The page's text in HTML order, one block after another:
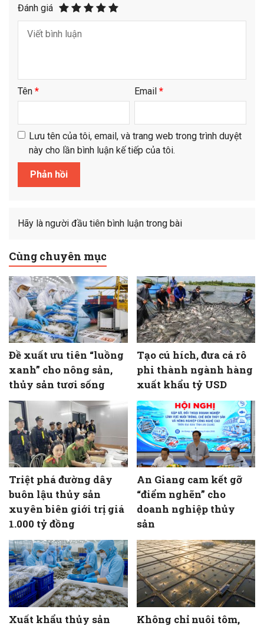
Đánh giá
Tên * Email *
Lưu tên của tôi, email, và trang web trong trình duyệt
này cho lần bình luận kế tiếp của tôi.
Hãy là người đầu tiên bình luận trong bài
Cùng chuyên mục
Đề xuất ưu tiên “luồng
xanh” cho nông sản,
thủy sản tươi sống
Tạo cú hích, đưa cá rô
phi thành ngành hàng
xuất khẩu tỷ USD
Triệt phá đường dây
buôn lậu thủy sản
xuyên biên giới trị giá
1.000 tỷ đồng
An Giang cam kết gỡ
“điểm nghẽn” cho
doanh nghiệp thủy
sản
Xuất khẩu thủy sản
Không chỉ nuôi tôm,